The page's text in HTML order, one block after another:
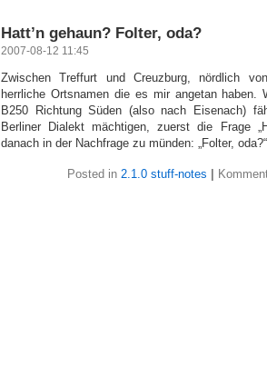
Hatt’n gehaun? Folter, oda?
2007-08-12 11:45
Zwischen Treffurt und Creuzburg, nördlich
herrliche Ortsnamen die es mir angetan haben.
B250 Richtung Süden (also nach Eisenach)
Berliner Dialekt mächtigen, zuerst die Frage
danach in der Nachfrage zu münden: „Folter,
Posted in 2.1.0 stuff-notes